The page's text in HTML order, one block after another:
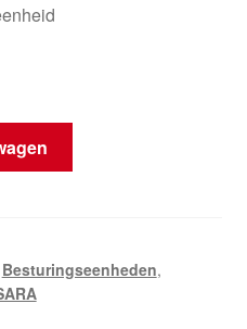
Besturingseenheden,